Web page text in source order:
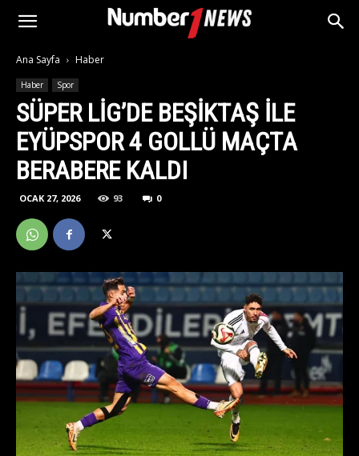
Ana Sayfa Haber
Haber Spor
SÜPER LIG’DE BEŞIKTAŞ ILE
EYÜPSPOR 4 GOLLÜ MAÇTA
BERABERE KALDI
OCAK 27, 2026 93 0